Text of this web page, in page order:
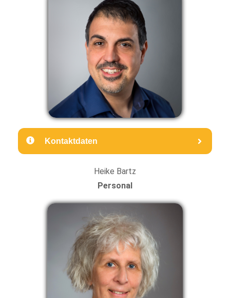
Kontaktdaten
Heike Bartz
Personal